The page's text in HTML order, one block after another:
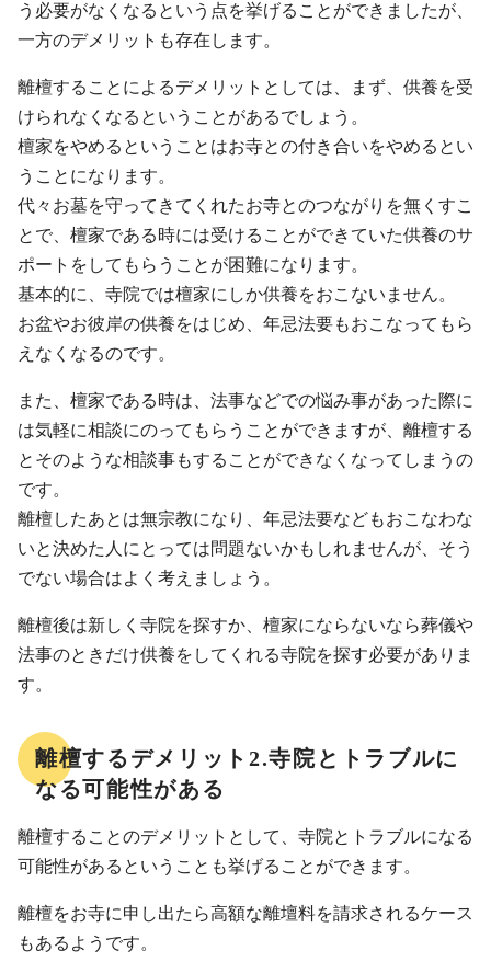
う必要がなくなるという点を挙げることができましたが、
一方のデメリットも存在します。
離檀することによるデメリットとしては、まず、供養を受
けられなくなるということがあるでしょう。
檀家をやめるということはお寺との付き合いをやめるとい
うことになります。
代々お墓を守ってきてくれたお寺とのつながりを無くすこ
とで、檀家である時には受けることができていた供養のサ
ポートをしてもらうことが困難になります。
基本的に、寺院では檀家にしか供養をおこないません。
お盆やお彼岸の供養をはじめ、年忌法要もおこなってもら
えなくなるのです。
また、檀家である時は、法事などでの悩み事があった際に
は気軽に相談にのってもらうことができますが、離檀する
とそのような相談事もすることができなくなってしまうの
です。
離檀したあとは無宗教になり、年忌法要などもおこなわな
いと決めた人にとっては問題ないかもしれませんが、そう
でない場合はよく考えましょう。
離檀後は新しく寺院を探すか、檀家にならないなら葬儀や
法事のときだけ供養をしてくれる寺院を探す必要がありま
す。
離檀するデメリット2.寺院とトラブルに
なる可能性がある
離檀することのデメリットとして、寺院とトラブルになる
可能性があるということも挙げることができます。
離檀をお寺に申し出たら高額な離壇料を請求されるケース
もあるようです。